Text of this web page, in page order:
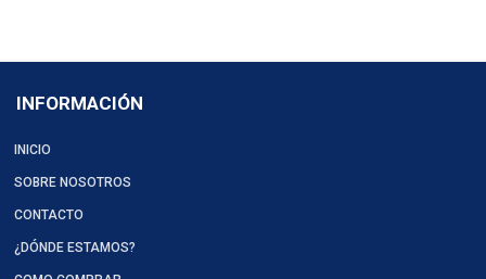
INFORMACIÓN
INICIO
SOBRE NOSOTROS
CONTACTO
¿DÓNDE ESTAMOS?